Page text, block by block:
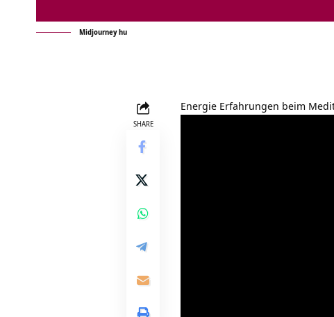
Midjourney hu
SHARE
Energie Erfahrungen beim